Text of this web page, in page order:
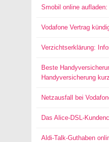
Smobil online aufladen:
Vodafone Vertrag
Verzichtserklärung:
Beste
Handyversicherung
Netzausfall bei
Das Alice-DSL-
Aldi-Talk-Guthaben